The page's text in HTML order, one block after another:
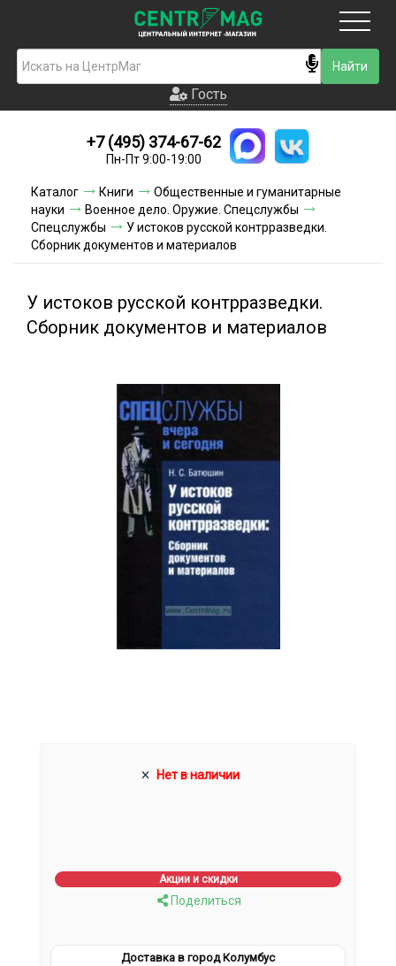
Гость
Новинки
Условия доставки
Условия оплаты
Акции и скидки
Гость
+7 (495) 374-67-62
Пн-Пт 9:00-19:00
Каталог Книги
Общественные и гуманитарные
науки
Военное дело. Оружие. Спецслужбы
Спецслужбы
У истоков русской контрразведки.
Сборник документов и материалов
У истоков русской контрразведки.
Сборник документов и материалов
Нет в наличии
Акции и скидки
Поделиться
Доставка в город Колумбус